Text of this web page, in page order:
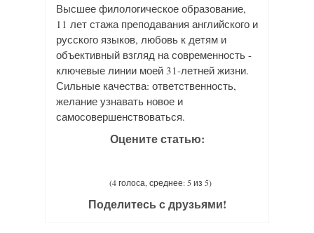
Высшее филологическое образование,
11 лет стажа преподавания английского и
русского языков, любовь к детям и
объективный взгляд на современность -
ключевые линии моей 31-летней жизни.
Сильные качества: ответственность,
желание узнавать новое и
самосовершенствоваться.
Оцените статью:
(4 голоса, среднее: 5 из 5)
Поделитесь с друзьями!